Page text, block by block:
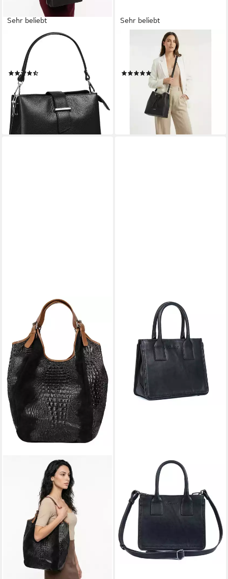
Sehr beliebt
Henkeltasche, echt Leder,
Made in Italy
59,90 €
lieferbar - in 6-8 Werktagen bei dir
+5
Sehr beliebt
Beuteltasche Bologna Leather,
(20)
ab 69,95 € UVP 169,95 €
lieferbar - in 2-3 Werktagen bei dir